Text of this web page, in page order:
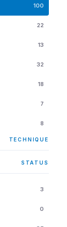
100
22
13
32
18
7
8
TECHNIQUE
STATUS
3
0